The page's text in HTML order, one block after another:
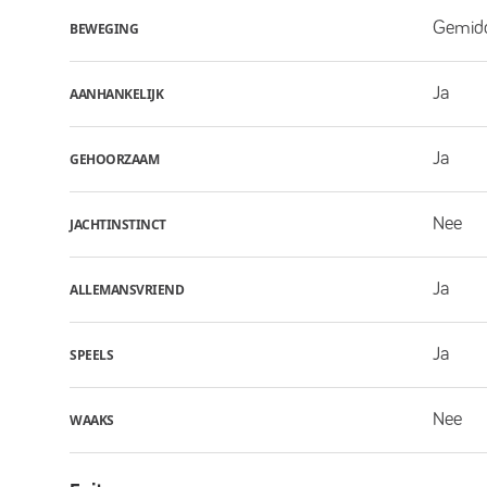
BEWEGING
AANHANKELIJK Ja
GEHOORZAAM Ja
JACHTINSTINCT Nee
ALLEMANSVRIEND Ja
SPEELS Ja
WAAKS Nee